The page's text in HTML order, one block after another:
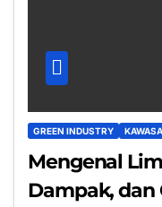
GREEN INDUSTRY
Mengenal
Dampak, dan